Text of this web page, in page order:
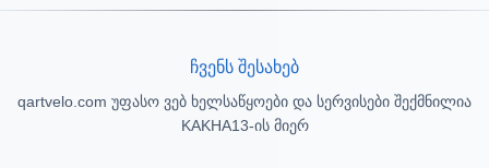
ჩვენს შესახებ
qartvelo.com უფასო ვებ ხელსაწყოები და სერვისები შექმნილია
KAKHA13-ის მიერ